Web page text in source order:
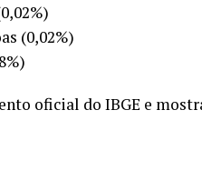
(0,02%)
oficial do IBGE e